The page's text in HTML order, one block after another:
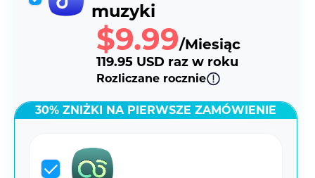
muzyki
$9.99/Miesiąc
119.95 USD raz w roku
Rozliczane rocznie
30% ZNIŻKI NA PIERWSZE ZAMÓWIENIE